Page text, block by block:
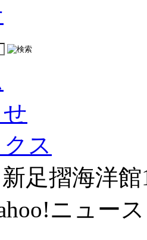
ス
足摺海洋
ニュー